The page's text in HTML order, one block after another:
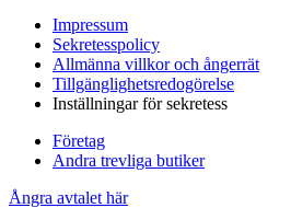
Impressum
Sekretesspolicy
Allmänna villkor och ångerrät
Tillgänglighetsredogörelse
Inställningar för sekretess
Företag
Andra trevliga butiker
Ångra avtalet här